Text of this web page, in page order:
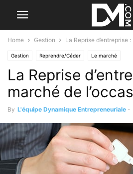
Home Gestion La Reprise d’entreprise
Gestion Reprendre/Céder Le marché
La Reprise
marché de
By L'équipe Dynamique Entrepreneuriale -